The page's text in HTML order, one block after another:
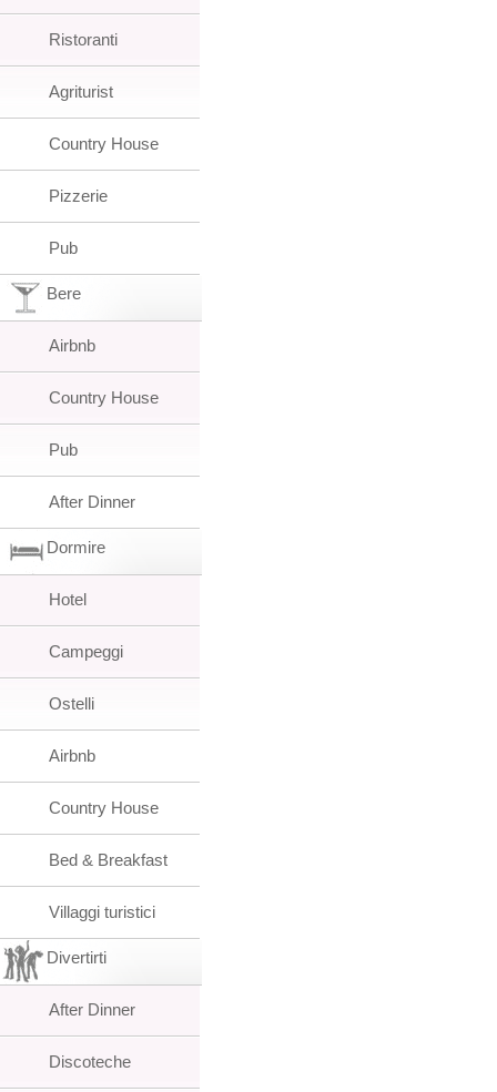
Ristoranti
Agriturist
Country House
Pizzerie
Pub
Bere
Airbnb
Country House
Pub
After Dinner
Dormire
Hotel
Campeggi
Ostelli
Airbnb
Country House
Bed & Breakfast
Villaggi turistici
Divertirti
After Dinner
Discoteche